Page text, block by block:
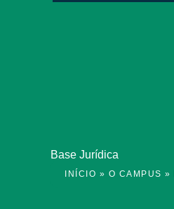
Base Jurídica
INÍCIO » O CAMPUS »